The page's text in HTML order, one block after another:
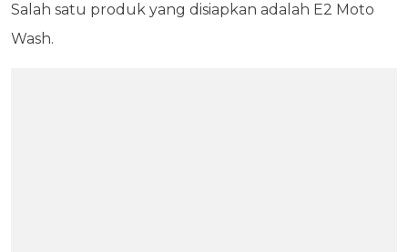
Salah satu produk yang disiapkan adalah E2 Moto
Wash.